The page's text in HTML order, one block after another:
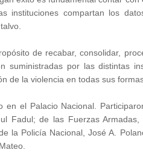
instituciones compartan los
de recabar, consolidar,
suministradas por las distintas
de la violencia en todas sus
en el Palacio Nacional.
Fadul; de las Fuerzas
la Policía Nacional, José A.